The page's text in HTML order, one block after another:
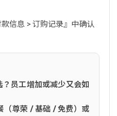
信息 > 订购记录』中确认
员工增加或减少又会如
（尊荣 / 基础 / 免费）或